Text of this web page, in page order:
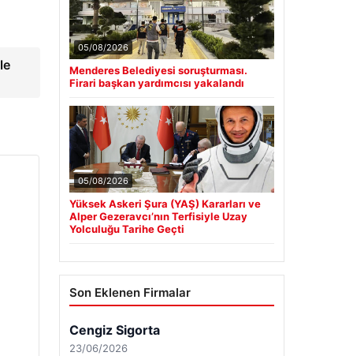
05/08/2026
Menderes Belediyesi soruşturması.
Firari başkan yardımcısı yakalandı
05/08/2026
Yüksek Askeri Şura (YAŞ) Kararları ve
Alper Gezeravcı’nın Terfisiyle Uzay
Yolculuğu Tarihe Geçti
Son Eklenen Firmalar
Cengiz Sigorta
23/06/2026